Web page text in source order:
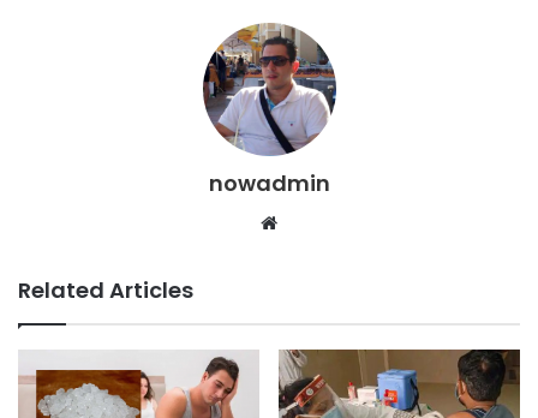
nowadmin
Website
Related Articles